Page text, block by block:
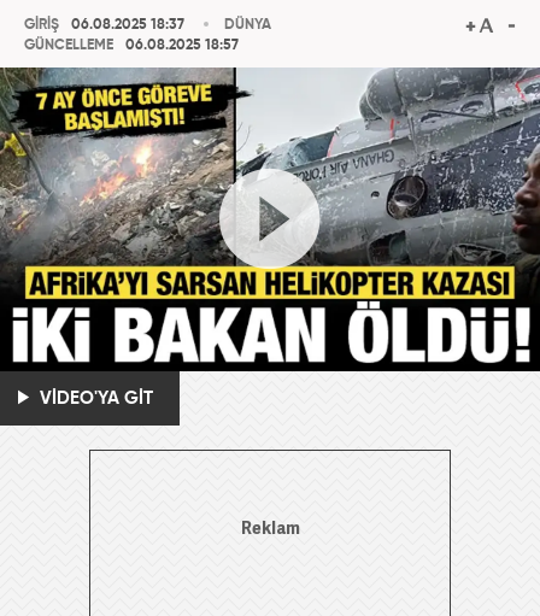
GİRİŞ
06.08.2025 18:37
GÜNCELLEME
06.08.2025 18:57
DÜNYA
VİDEO'YA GİT